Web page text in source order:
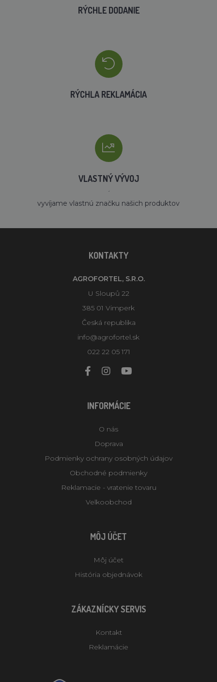
RÝCHLE DODANIE
RÝCHLA REKLAMÁCIA
VLASTNÝ VÝVOJ
´
vyvíjame vlastnú značku našich produktov
KONTAKTY
AGROFORTEL, S.R.O.
U Sloupů 22
385 01 Vimperk
Česká republika
info@agrofortel.sk
022 22 05 171
INFORMÁCIE
O nás
Doprava
Podmienky ochrany osobných údajov
Obchodné podmienky
Reklamacie - vratenie tovaru
Velkoobchod
MÔJ ÚČET
Môj účet
História objednávok
ZÁKAZNÍCKY SERVIS
Kontakt
Reklamácie